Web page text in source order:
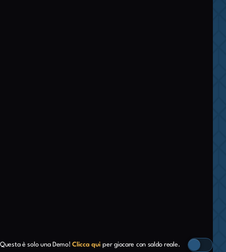
Questa è solo una Demo! Clicca qui per giocare con saldo reale.